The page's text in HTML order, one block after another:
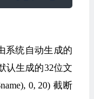
系统自动生成的
认生成的32位文
0, 20) 截断